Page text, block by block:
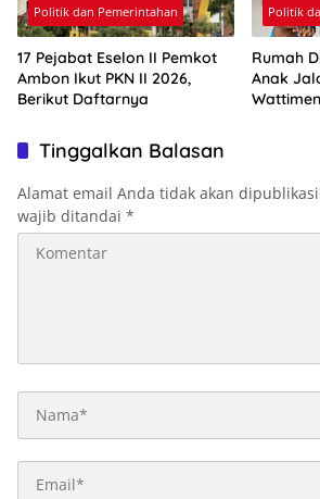
Politik dan Pemerintahan
17 Pejabat Eselon II Pemkot
Ambon Ikut PKN II 2026,
Berikut Daftarnya
Politik
Rumah
Anak
Tinggalkan Balasan
Alamat email Anda tidak akan
wajib ditandai *